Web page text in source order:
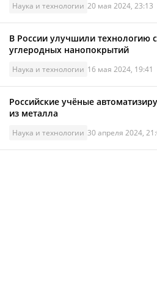
Наука и технологии 20 мая 2024, 23:13
В России улучшили технологию
углеродных нанопокрытий
Наука и технологии 16 мая 2024, 19:41
Российские учёные
из металла
Наука и технологии 30 апреля 2024,